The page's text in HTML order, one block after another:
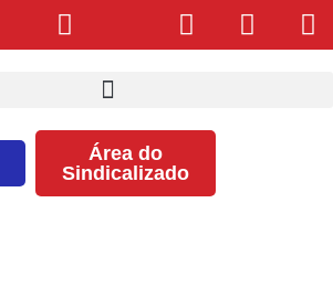
Área do
Sindicalizado